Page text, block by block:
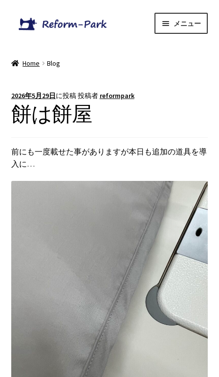
シ
ン
へ
ス
プ
ツ
ス
キ
ッ
メニュー
OnlineShop
ュ
開
Home Blog
2026年5月29日に投稿投稿者 reformpark
餅は餅屋
前にも一度載せた事がありますが本日も追加の道具を導
入に…